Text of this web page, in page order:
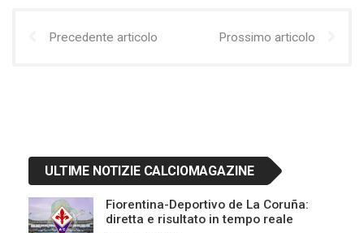
Precedente articolo Prossimo articolo
ULTIME NOTIZIE CALCIOMAGAZINE
Fiorentina-Deportivo de La Coruña:
diretta e risultato in tempo reale